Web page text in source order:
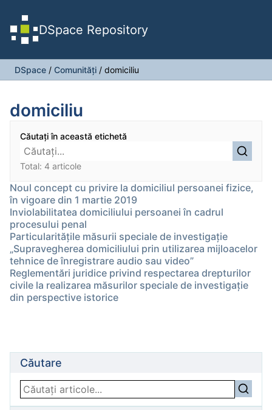
DSpace Repository
DSpace / Comunități / domiciliu
domiciliu
Căutați în această etichetă
Total: 4 articole
Noul concept cu privire la domiciliul persoanei fizice,
în vigoare din 1 martie 2019
Inviolabilitatea domiciliului persoanei în cadrul
procesului penal
Particularitățile măsurii speciale de investigație
„Supravegherea domiciliului prin utilizarea mijloacelor
tehnice de înregistrare audio sau video”
Reglementări juridice privind respectarea drepturilor
civile la realizarea măsurilor speciale de investigație
din perspective istorice
Căutare